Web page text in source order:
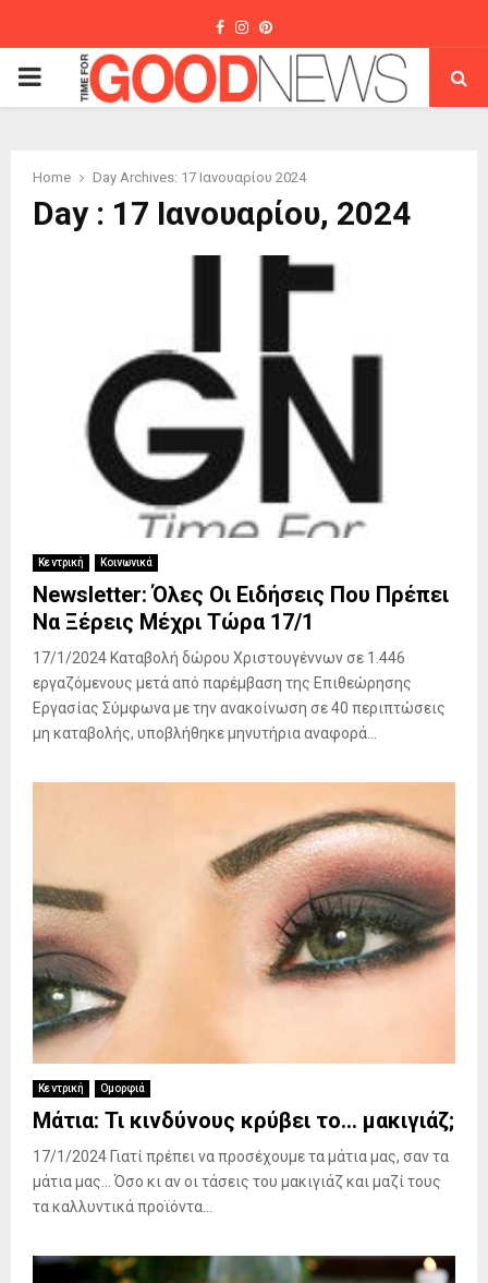
Facebook
Instagram
Pinterest
PRIMARY
Home Day Archives: 17 Ιανουαρίου 2024
Day : 17 Ιανουαρίου, 2024
Κεντρική Κοινωνικά
Newsletter: Όλες Οι Ειδήσεις Που Πρέπει
Να Ξέρεις Μέχρι Τώρα 17/1
17/1/2024 Καταβολή δώρου Χριστουγέννων σε 1.446
εργαζόμενους μετά από παρέμβαση της Επιθεώρησης
Εργασίας Σύμφωνα με την ανακοίνωση σε 40 περιπτώσεις
μη καταβολής, υποβλήθηκε μηνυτήρια αναφορά...
Κεντρική Ομορφιά
Μάτια: Τι κινδύνους κρύβει το… μακιγιάζ;
17/1/2024 Γιατί πρέπει να προσέχουμε τα μάτια μας, σαν τα
μάτια μας… Όσο κι αν οι τάσεις του μακιγιάζ και μαζί τους
τα καλλυντικά προϊόντα...